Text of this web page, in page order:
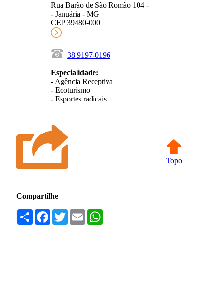
Rua Barão de São Romão 104 -
- Januária - MG
CEP 39480-000
38 9197-0196
Especialidade:
- Agência Receptiva
- Ecoturismo
- Esportes radicais
Topo
Compartilhe
Compartilhar
Facebook
TwitterEmail